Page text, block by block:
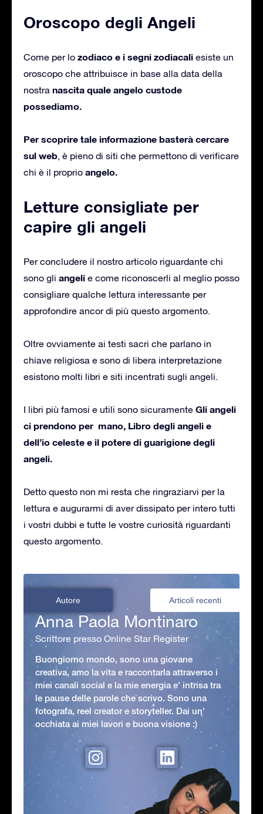
Oroscopo degli Angeli
Come per lo zodiaco e i segni zodiacali esiste un
oroscopo che attribuisce in base alla data della
nostra nascita quale angelo custode
possediamo.
Per scoprire tale informazione basterà cercare
sul web, è pieno di siti che permettono di verificare
chi è il proprio angelo.
Letture consigliate per
capire gli angeli
Per concludere il nostro articolo riguardante chi
sono gli angeli e come riconoscerli al meglio posso
consigliare qualche lettura interessante per
approfondire ancor di più questo argomento.
Oltre ovviamente ai testi sacri che parlano in
chiave religiosa e sono di libera interpretazione
esistono molti libri e siti incentrati sugli angeli.
I libri più famosi e utili sono sicuramente Gli angeli
ci prendono per mano, Libro degli angeli e
dell’io celeste e il potere di guarigione degli
angeli.
Detto questo non mi resta che ringraziarvi per la
lettura e augurarmi di aver dissipato per intero tutti
i vostri dubbi e tutte le vostre curiosità riguardanti
questo argomento.
Autore Articoli recenti
Anna Paola Montinaro
Scrittore presso Online Star Register
Buongiorno mondo, sono una giovane
creativa, amo la vita e raccontarla attraverso i
miei canali social e la mie energia e' intrisa tra
le pause delle parole che scrivo. Sono una
fotografa, reel creator e storyteller. Dai un'
occhiata ai miei lavori e buona visione :)